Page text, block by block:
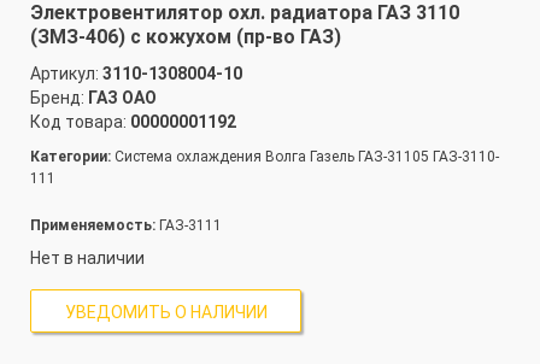
Электровентилятор охл. радиатора ГАЗ 3110
(ЗМЗ-406) с кожухом (пр-во ГАЗ)
Артикул: 3110-1308004-10
Бренд: ГАЗ ОАО
Код товара: 00000001192
Категории: Система охлаждения Волга Газель ГАЗ-31105 ГАЗ-3110-
111
Применяемость: ГАЗ-3111
Нет в наличии
УВЕДОМИТЬ О НАЛИЧИИ